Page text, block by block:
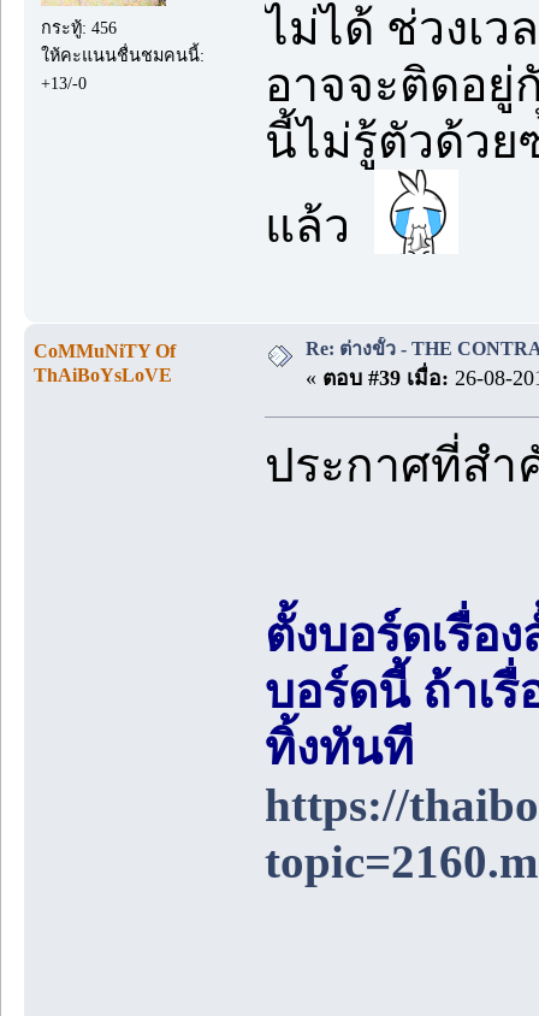
กระทู้: 456
ให้คะแนนชื่นชมคนนี้:
+13/-0
ไม่ได้ ช่วงเ
อาจจะติดอยู่
นี้ไม่รู้ตัวด้วย
แล้ว
CoMMuNiTY Of
ThAiBoYsLoVE
Re: ต่างขั้ว - THE
« ตอบ #39 เมื่อ: 26-08-
ประกาศที่ส
ตั้งบอร์ดเรื่อ
บอร์ดนี้ ถ้าเ
ทิ้งทันที
https://